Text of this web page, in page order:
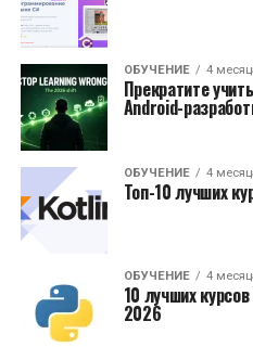
ОБУЧЕНИЕ 4
Прекратите
Android-
ОБУЧЕНИЕ 4
Топ-10 лучших
ОБУЧЕНИЕ 4
10 лучших
2026